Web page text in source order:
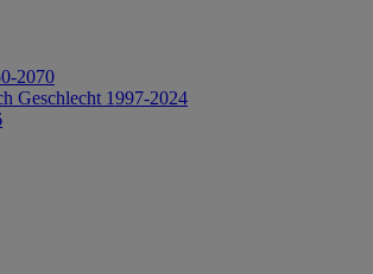
2070
Geschlecht 1997-2024